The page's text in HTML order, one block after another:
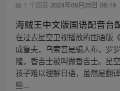
1 个回答 2024年09月25日 06:19
海贼王中文版国语配音台
在过去星空卫视播放的国语版
成鲁夫，乌索普是骗人布，罗
隆，香吉士被叫做香吉士。星
孩子难以理解日语，虽然是翻
些...